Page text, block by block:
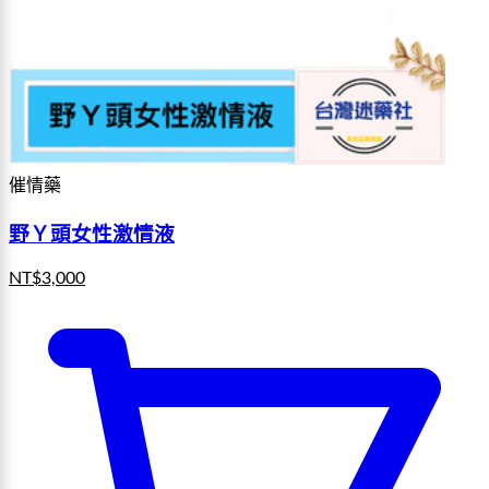
催情藥
野Ｙ頭女性激情液
NT$3,000